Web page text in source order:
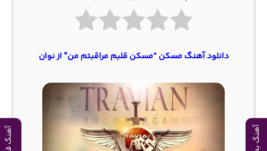
آهنگ قبلی
دانلود آهنگ مسکن “مسکن قلبم مراقبتم من” از نوان